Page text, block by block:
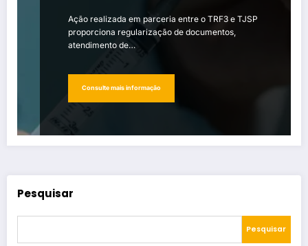
Ação realizada em parceria entre o TRF3 e TJSP
proporciona regularização de documentos,
atendimento de…
Consulte mais informação
Pesquisar
Pesquisar